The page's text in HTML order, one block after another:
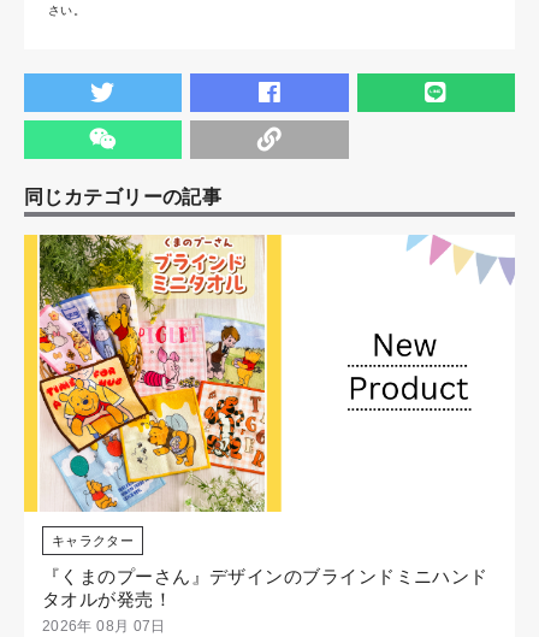
さい。
同じカテゴリーの記事
キャラクター
『くまのプーさん』デザインのブラインドミニハンド
タオルが発売！
2026年 08月 07日